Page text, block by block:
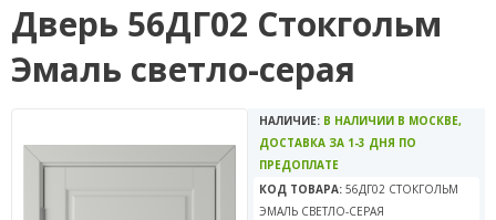
Дверь 56ДГ02 Стокгольм
Эмаль светло-серая
НАЛИЧИЕ: В НАЛИЧИИ В МОСКВЕ,
ДОСТАВКА ЗА 1-3 ДНЯ ПО
ПРЕДОПЛАТЕ
КОД ТОВАРА: 56ДГ02 СТОКГОЛЬМ
ЭМАЛЬ СВЕТЛО-СЕРАЯ